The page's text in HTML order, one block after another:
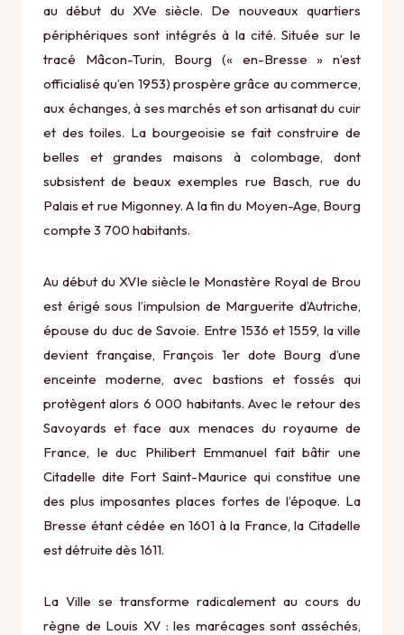
au début du XVe siècle. De nouveaux quartiers
périphériques sont intégrés à la cité. Située sur le
tracé Mâcon-Turin, Bourg (« en-Bresse » n’est
officialisé qu’en 1953) prospère grâce au commerce,
aux échanges, à ses marchés et son artisanat du cuir
et des toiles. La bourgeoisie se fait construire de
belles et grandes maisons à colombage, dont
subsistent de beaux exemples rue Basch, rue du
Palais et rue Migonney. A la fin du Moyen-Age, Bourg
compte 3 700 habitants.
Au début du XVIe siècle le Monastère Royal de Brou
est érigé sous l’impulsion de Marguerite d’Autriche,
épouse du duc de Savoie. Entre 1536 et 1559, la ville
devient française, François 1er dote Bourg d’une
enceinte moderne, avec bastions et fossés qui
protègent alors 6 000 habitants. Avec le retour des
Savoyards et face aux menaces du royaume de
France, le duc Philibert Emmanuel fait bâtir une
Citadelle dite Fort Saint-Maurice qui constitue une
des plus imposantes places fortes de l’époque. La
Bresse étant cédée en 1601 à la France, la Citadelle
est détruite dès 1611.
La Ville se transforme radicalement au cours du
règne de Louis XV : les marécages sont asséchés,